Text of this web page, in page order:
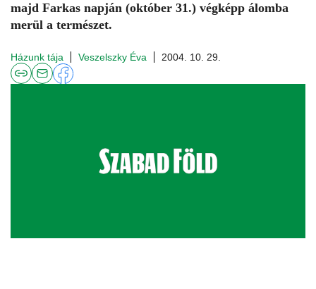
majd Farkas napján (október 31.) végképp álomba
merül a természet.
Házunk tája Veszelszky Éva 2004. 10. 29.